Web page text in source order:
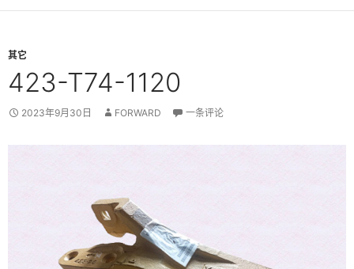
其它
423-T74-1120
2023年9月30日 FORWARD 一条评论